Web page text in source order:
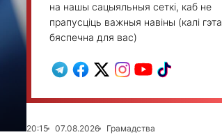
на нашы сацыяльныя сеткі, каб не
прапусціць важныя навіны (калі гэта
бяспечна для вас)
20:15 07.08.2026
Грамадства